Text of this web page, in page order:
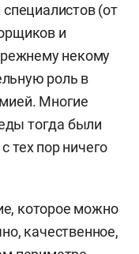
(от
и
некому
роль в
Многие
тогда были
тех пор ничего
которое можно
качественное,